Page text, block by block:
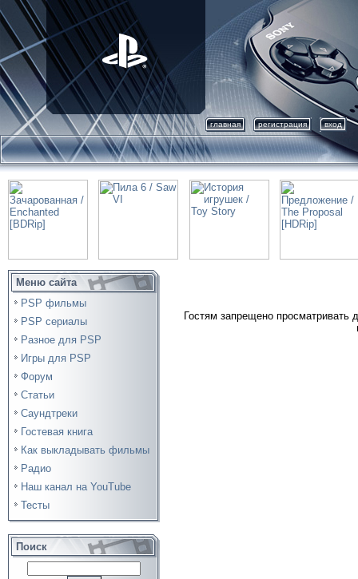
главная регистрация вход
Меню сайта
PSP фильмы
PSP сериалы
Разное для PSP
Игры для PSP
Форум
Статьи
Саундтреки
Гостевая книга
Как выкладывать фильмы
Радио
Наш канал на YouTube
Тесты
Поиск
Гостям запрещено просматривать